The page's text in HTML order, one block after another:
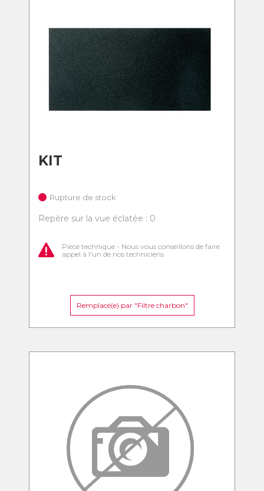
KIT
Rupture de stock
Repère sur la vue éclatée : 0
Pièce technique - Nous vous conseillons de faire
appel à l'un de nos techniciens
Remplacé(e) par "Filtre charbon"